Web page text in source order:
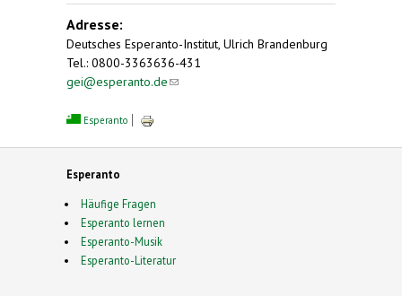
Adresse:
Deutsches Esperanto-Institut, Ulrich Brandenburg
Tel.: 0800-3363636-431
gei@esperanto.de(link sends e-mail)
Esperanto
Esperanto
Häufige Fragen
Esperanto lernen
Esperanto-Musik
Esperanto-Literatur